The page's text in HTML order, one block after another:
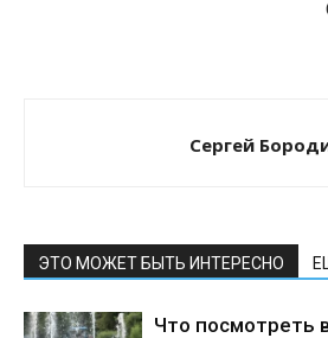
Сергей
ЭТО МОЖЕТ БЫТЬ ИНТЕРЕСНО
Что посмотреть